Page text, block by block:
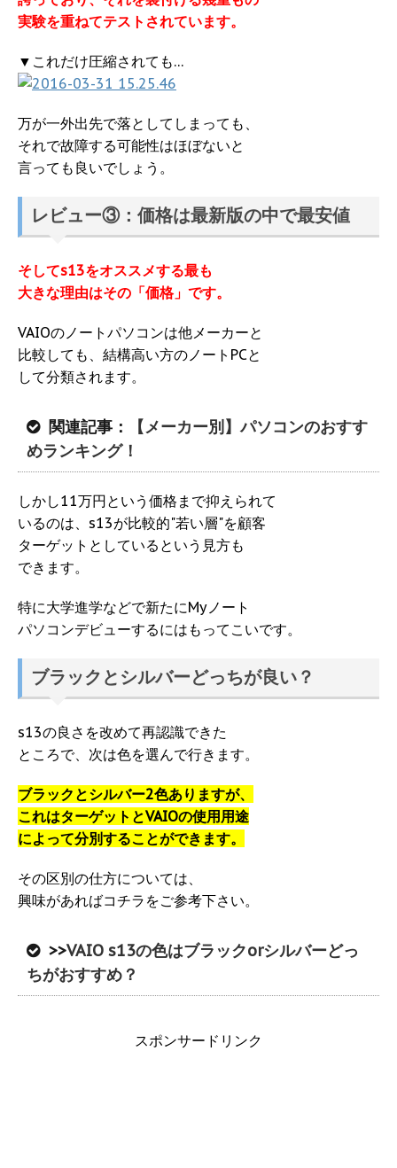
実験を重ねてテストされています。
▼これだけ圧縮されても…
万が一外出先で落としてしまっても、
それで故障する可能性はほぼないと
言っても良いでしょう。
レビュー③：価格は最新版の中で最安値
そしてs13をオススメする最も
大きな理由はその「価格」です。
VAIOのノートパソコンは他メーカーと
比較しても、結構高い方のノートPCと
して分類されます。
関連記事：
【メーカー別】パソコンのおすす
めランキング！
しかし11万円という価格まで抑えられて
いるのは、s13が比較的"若い層"を顧客
ターゲットとしているという見方も
できます。
特に大学進学などで新たにMyノート
パソコンデビューするにはもってこいです。
ブラックとシルバーどっちが良い？
s13の良さを改めて再認識できた
ところで、次は色を選んで行きます。
ブラックとシルバー2色ありますが、
これはターゲットとVAIOの使用用途
によって分別することができます。
その区別の仕方については、
興味があればコチラをご参考下さい。
>>VAIO s13の色はブラックorシルバーどっ
ちがおすすめ？
スポンサードリンク